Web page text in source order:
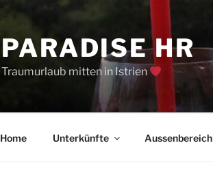
PARADISE HR
Traumurlaub mitten in Istrien
Home Unterkünfte Aussenbereich